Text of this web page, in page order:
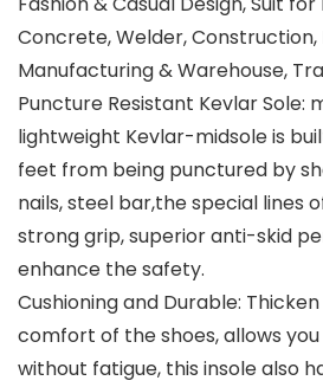
Concrete, Welder, Construction,
Manufacturing & Warehouse,
Puncture Resistant Kevlar Sole:
lightweight Kevlar-midsole is
feet from being punctured by
nails, steel bar,the special lines
strong grip, superior anti-skid
enhance the safety.
Cushioning and Durable:
comfort of the shoes, allows
without fatigue, this insole also